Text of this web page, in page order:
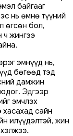
байгааг
нь өмнө түүний
өгсөн бол,
жингээ
эмнүүд нь,
бөгөөд тэд
дамжин
Эдгээр
эмчлэх
хасахад сайн
илүүдэлтэй, жин